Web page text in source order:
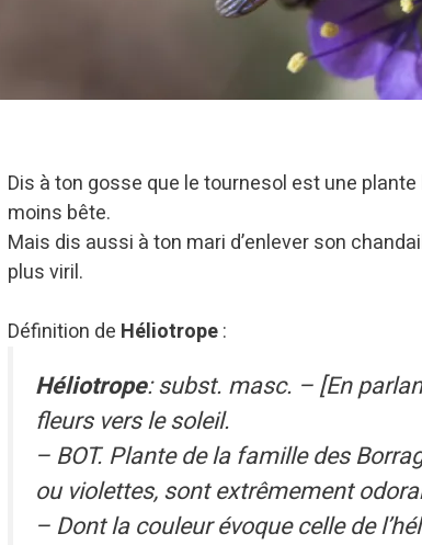
Dis à ton gosse que le tournesol est une plante
moins bête.
Mais dis aussi à ton mari d’enlever son
plus viril.
Définition de Héliotrope:
Héliotrope: subst. masc. – [En
fleurs vers le soleil.
– BOT. Plante de la famille des
ou violettes, sont extrêmement
– Dont la couleur évoque celle de